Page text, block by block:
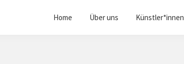
Home Über uns Künstler*innen